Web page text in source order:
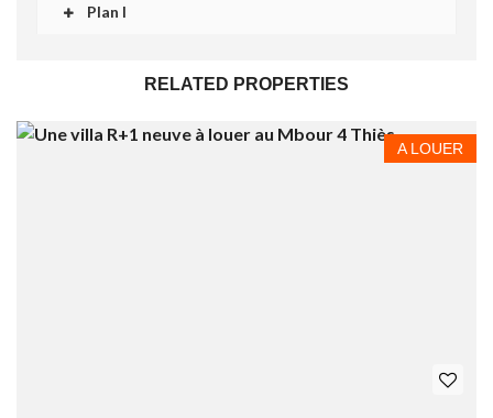
Plan I
RELATED PROPERTIES
A LOUER